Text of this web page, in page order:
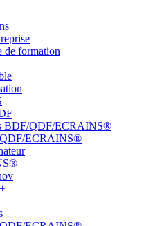
de formation
BDF/QDF/ECRAINS®
ECRAINS®